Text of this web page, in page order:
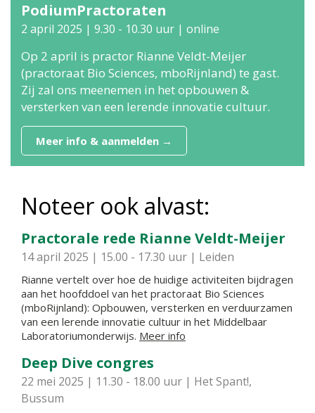
PodiumPractoraten
2 april 2025 | 9.30 - 10.30 uur | online
Op 2 april is practor Rianne Veldt-Meijer
(practoraat Bio Sciences, mboRijnland) te gast.
Zij zal ons meenemen in het opbouwen &
versterken van een lerende innovatie cultuur.
Meer info & aanmelden →
Noteer ook alvast:
Practorale rede Rianne Veldt-Meijer
14 april 2025 | 15.00 - 17.30 uur | Leiden
Rianne vertelt over hoe de huidige activiteiten bijdragen
aan het hoofddoel van het practoraat Bio Sciences
(mboRijnland): Opbouwen, versterken en verduurzamen
van een lerende innovatie cultuur in het Middelbaar
Laboratoriumonderwijs. Meer info
Deep Dive congres
22 mei 2025 | 11.30 - 18.00 uur | Het Spant!,
Bussum